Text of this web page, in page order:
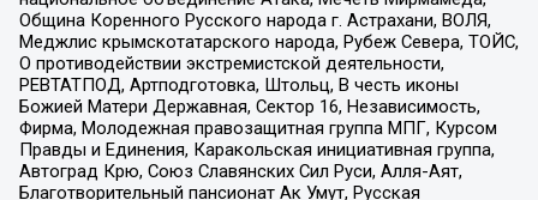
Община Коренного Русского народа г. Астрахани, ВОЛЯ,
Меджлис крымскотатарского народа, Рубеж Севера, ТОЙС,
О противодействии экстремистской деятельности,
РЕВТАТПОД, Артподготовка, Штольц, В честь иконы
Божией Матери Державная, Сектор 16, Независимость,
Фирма, Молодежная правозащитная группа МПГ, Курсом
Правды и Единения, Каракольская инициативная группа,
Автоград Крю, Союз Славянских Сил Руси, Алля-Аят,
Благотворительный пансионат Ак Умут, Русская